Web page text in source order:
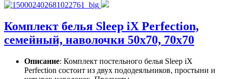
Комплект белья Sleep iX Perfection,
семейный, наволочки 50х70, 70х70
Описание: Комплект постельного белья Sleep iX
Perfection состоит из двух пододеяльников, простыни и